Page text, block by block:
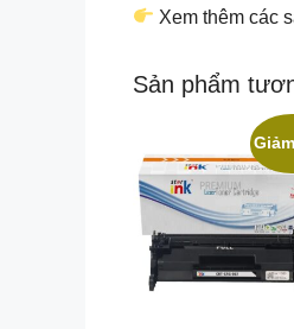
Xem thêm các
Sản phẩm